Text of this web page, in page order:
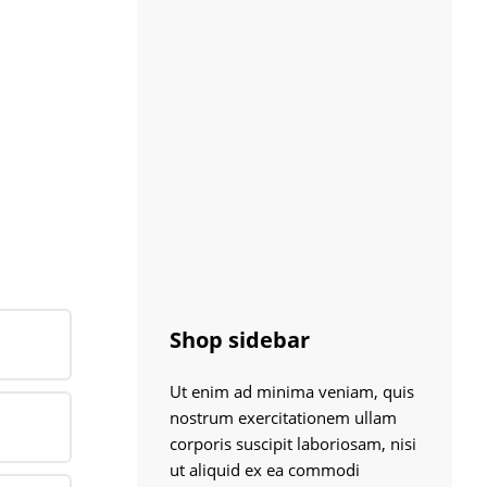
Shop sidebar
Ut enim ad minima veniam, quis
nostrum exercitationem ullam
corporis suscipit laboriosam, nisi
ut aliquid ex ea commodi